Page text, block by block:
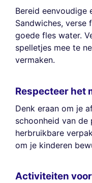
Bereid eenvoudige
Sandwiches, verse
goede fles water.
spelletjes mee te
vermaken.
Respecteer het
Denk eraan om je
schoonheid van de
herbruikbare
om je kinderen
Activiteiten